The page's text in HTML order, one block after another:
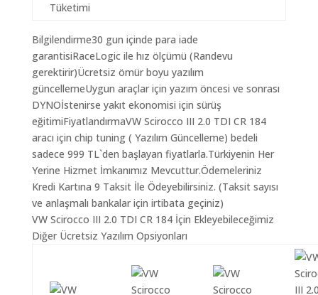
Tüketimi
Bilgilendirme30 gun içinde para iade
garantisiRaceLogic ile hız ölçümü (Randevu
gerektirir)Ücretsiz ömür boyu yazılım
güncellemeUygun araçlar için yazım öncesi ve sonrası
DYNOİstenirse yakıt ekonomisi için sürüş
eğitimiFiyatlandırmaVW Scirocco III 2.0 TDI CR 184
aracı için chip tuning ( Yazılım Güncelleme) bedeli
sadece 999 TL`den başlayan fiyatlarla.Türkiyenin Her
Yerine Hizmet İmkanımız Mevcuttur.Ödemeleriniz
Kredi Kartına 9 Taksit İle Ödeyebilirsiniz. (Taksit sayısı
ve anlaşmalı bankalar için irtibata geçiniz)
VW Scirocco III 2.0 TDI CR 184 İçin Ekleyebileceğimiz
Diğer Ücretsiz Yazılım Opsiyonları